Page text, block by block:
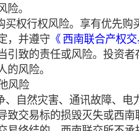
险。
买权行权风险。 享有优先购
，并遵守 《 西南联合产权
引致的责任或风险。投资
的风险。
风险
、自然灾害、 通讯故障、电
致交易标的损毁灭失或西南